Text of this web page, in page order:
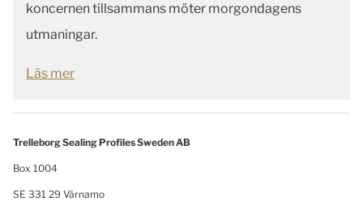
koncernen tillsammans möter morgondagens
utmaningar.
Läs mer
Trelleborg Sealing Profiles Sweden AB
Box 1004
SE 331 29 Värnamo